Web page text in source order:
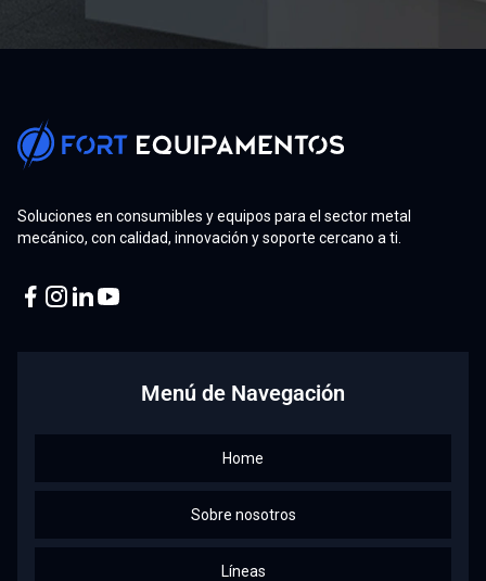
Soluciones en consumibles y equipos para el sector metal
mecánico, con calidad, innovación y soporte cercano a ti.
Menú de Navegación
Home
Sobre nosotros
Líneas